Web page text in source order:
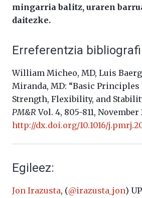
mingarria balitz, uraren
daitezke.
Erreferentzia
William Micheo, MD, Luis
Miranda, MD: “Basic Principles
Strength, Flexibility, and
PM&R Vol. 4, 805-811, November
http://dx.doi.org/10.1016/
Egileez:
Jon Irazusta, (@irazusta_jon)